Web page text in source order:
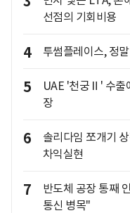
선점의 기회비용
4 투썸플레이스, 정
5
UAE '천궁Ⅱ' 수출
장
6
솔리다임 쪼개기
차익실현
7
반도체 공장 통째
통신 병목"